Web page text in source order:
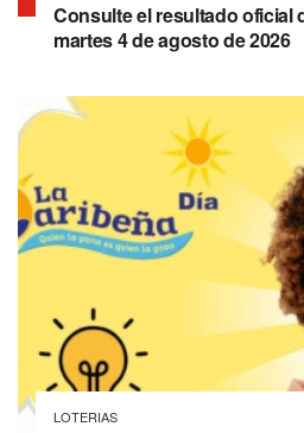
Consulte el resultado oficial
martes 4 de agosto de 2026
LOTERIAS